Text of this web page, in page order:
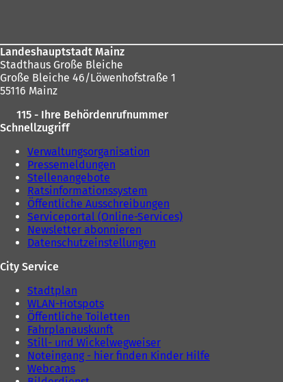
Landeshauptstadt Mainz
Stadthaus Große Bleiche
Große Bleiche 46/Löwenhofstraße 1
55116 Mainz
115 - Ihre Behördenrufnummer
Schnellzugriff
Verwaltungsorganisation
Pressemeldungen
Stellenangebote
Ratsinformationssystem
Öffentliche Ausschreibungen
Serviceportal (Online-Services)
Newsletter abonnieren
Datenschutzeinstellungen
City Service
Stadtplan
WLAN-Hotspots
Öffentliche Toiletten
Fahrplanauskunft
Still- und Wickelwegweiser
Noteingang - hier finden Kinder Hilfe
Webcams